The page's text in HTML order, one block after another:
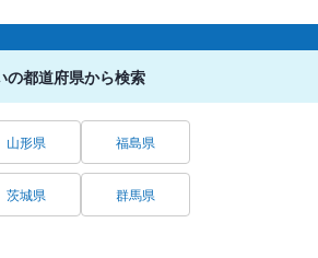
の都道府県から検索
山形県 福島県
茨城県 群馬県